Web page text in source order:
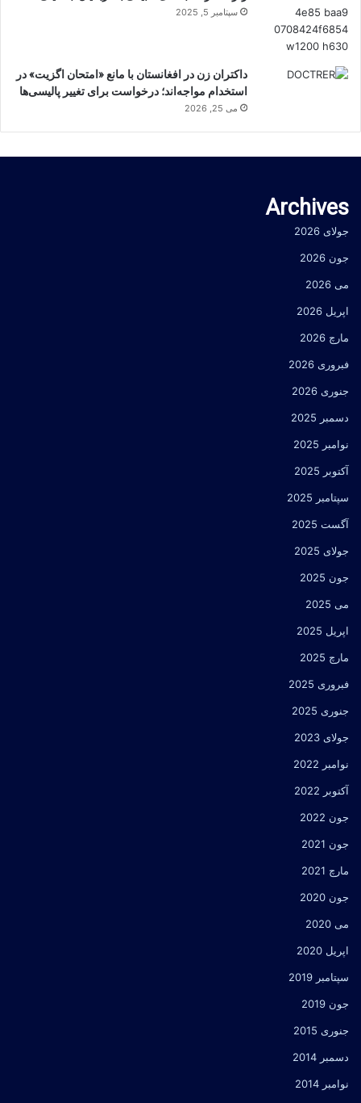
سپتامبر 5, 2025
داکتران زن در افغانستان با مانع «امتحان اگزیت» در
استخدام مواجه‌اند؛ درخواست برای تغییر پالیسی‌ها
می 25, 2026
Archives
جولای 2026
جون 2026
می 2026
اپریل 2026
مارچ 2026
فبروری 2026
جنوری 2026
دسمبر 2025
نوامبر 2025
آکتوبر 2025
سپتامبر 2025
آگست 2025
جولای 2025
جون 2025
می 2025
اپریل 2025
مارچ 2025
فبروری 2025
جنوری 2025
جولای 2023
نوامبر 2022
آکتوبر 2022
جون 2022
جون 2021
مارچ 2021
جون 2020
می 2020
اپریل 2020
سپتامبر 2019
جون 2019
جنوری 2015
دسمبر 2014
نوامبر 2014